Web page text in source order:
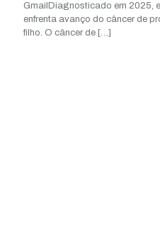
GmailDiagnosticado em 2025,
enfrenta avanço do câncer de
filho. O câncer de […]